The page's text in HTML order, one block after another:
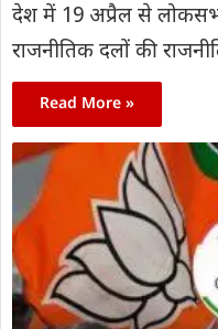
देश में 19 अप्रैल से
राजनीतिक दलों की
Read More »